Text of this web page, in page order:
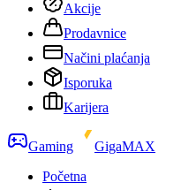
Akcije
Prodavnice
Načini plaćanja
Isporuka
Karijera
Gaming
GigaMAX
Početna